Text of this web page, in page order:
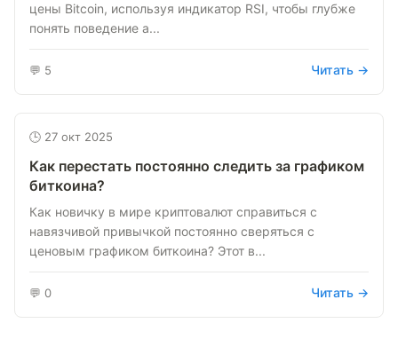
цены Bitcoin, используя индикатор RSI, чтобы глубже
понять поведение а...
💬 5 Читать →
🕒 27 окт 2025
Как перестать постоянно следить за графиком
биткоина?
Как новичку в мире криптовалют справиться с
навязчивой привычкой постоянно сверяться с
ценовым графиком биткоина? Этот в...
💬 0 Читать →